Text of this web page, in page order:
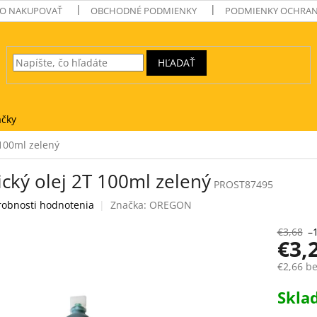
NAKUPOVAŤ OBCHODNÉ PODMIENKY PODMIENKY
HĽADAŤ
zelený
olej 2T 100ml zelený PROST87495
hodnotenia Značka: OREGON
€3,68
€2,66
cena: